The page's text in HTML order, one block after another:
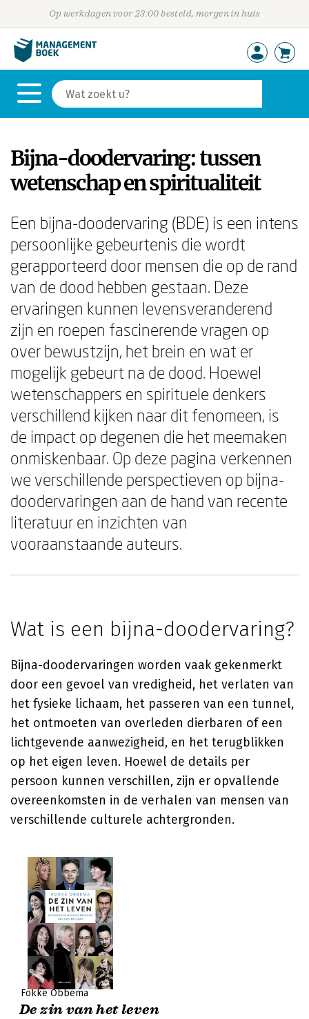
Op werkdagen voor 23:00 besteld, morgen in huis
Bijna-doodervaring: tussen
wetenschap en spiritualiteit
Een bijna-doodervaring (BDE) is een intens
persoonlijke gebeurtenis die wordt
gerapporteerd door mensen die op de rand
van de dood hebben gestaan. Deze
ervaringen kunnen levensveranderend
zijn en roepen fascinerende vragen op
over bewustzijn, het brein en wat er
mogelijk gebeurt na de dood. Hoewel
wetenschappers en spirituele denkers
verschillend kijken naar dit fenomeen, is
de impact op degenen die het meemaken
onmiskenbaar. Op deze pagina verkennen
we verschillende perspectieven op bijna-
doodervaringen aan de hand van recente
literatuur en inzichten van
vooraanstaande auteurs.
Wat is een bijna-doodervaring?
Bijna-doodervaringen worden vaak gekenmerkt
door een gevoel van vredigheid, het verlaten van
het fysieke lichaam, het passeren van een tunnel,
het ontmoeten van overleden dierbaren of een
lichtgevende aanwezigheid, en het terugblikken
op het eigen leven. Hoewel de details per
persoon kunnen verschillen, zijn er opvallende
overeenkomsten in de verhalen van mensen van
verschillende culturele achtergronden.
Fokke Obbema
De zin van het leven